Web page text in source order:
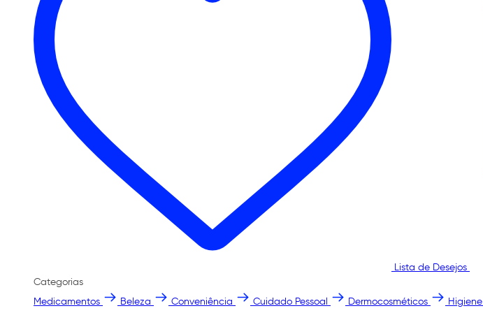
Lista de Desejos
Categorias
Medicamentos
Beleza Conveniência Cuidado Pessoal Dermocosméticos Higiene